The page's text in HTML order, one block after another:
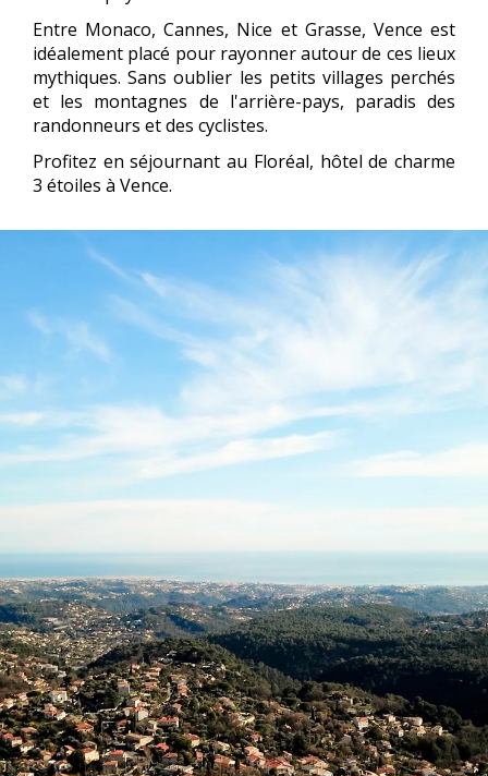
Entre Monaco, Cannes, Nice et Grasse, Vence est
idéalement placé pour rayonner autour de ces lieux
mythiques. Sans oublier les petits villages perchés
et les montagnes de l'arrière-pays, paradis des
randonneurs et des cyclistes.
Profitez en séjournant au Floréal, hôtel de charme
3 étoiles à Vence.